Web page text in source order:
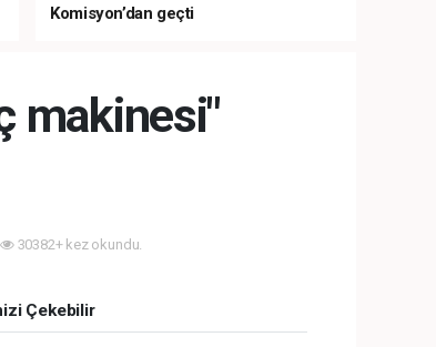
Komisyon’dan geçti
makinesi"
30382+ kez okundu.
Çekebilir